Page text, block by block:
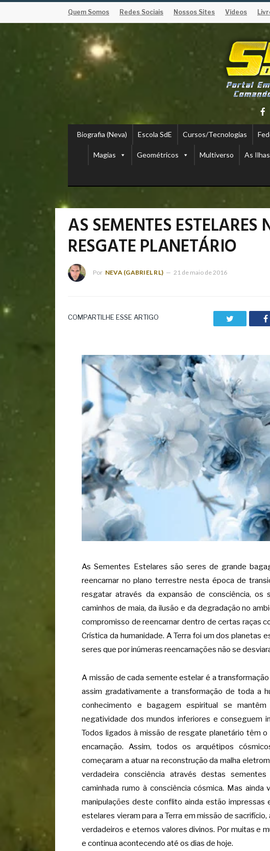
Quem Somos Redes Sociais Nossos Sites Vídeos
Biografia (Neva) Escola SdE Cursos/Tecnologias
Magias Geométricos Multiverso As Ilhas
AS SEMENTES
RESGATE PLANETÁRIO
Por NEVA (GABRIEL RL) 21 de maio de 2016
COMPARTILHE ESSE ARTIGO
As Sementes Estelares são seres de grande
reencarnar no plano terrestre nesta época de
resgatar através da expansão de consciência, os
caminhos de maia, da ilusão e da degradação no
compromisso de reencarnar dentro de certas raças
Crística da humanidade. A Terra foi um dos planetas
seres que por inúmeras reencarnações não se
A missão de cada semente estelar é a
assim gradativamente a transformação de toda a
conhecimento e bagagem espiritual se
negatividade dos mundos inferiores e conseguem
Todos ligados à missão de resgate planetário têm
encarnação. Assim, todos os arquétipos
começaram a atuar na reconstrução da malha
verdadeira consciência através destas
caminhada rumo à consciência cósmica. Mas
manipulações deste conflito ainda estão impressas
estelares vieram para a Terra em missão de
verdadeiros e eternos valores divinos. Por muitas e
e continua acontecendo até os dias de hoje.